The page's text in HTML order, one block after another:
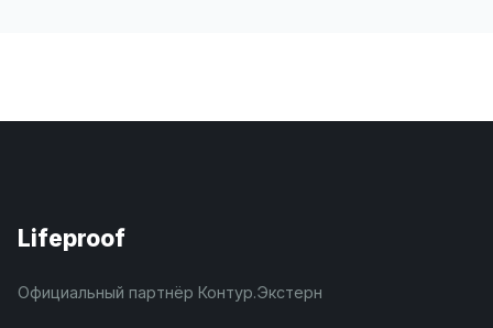
Lifeproof
Официальный партнёр Контур.Экстерн